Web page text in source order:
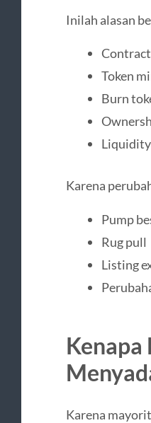
Inilah alasan
Token
Burn
Karena
Pump
Rug pull
Listing
Kenapa
Karena